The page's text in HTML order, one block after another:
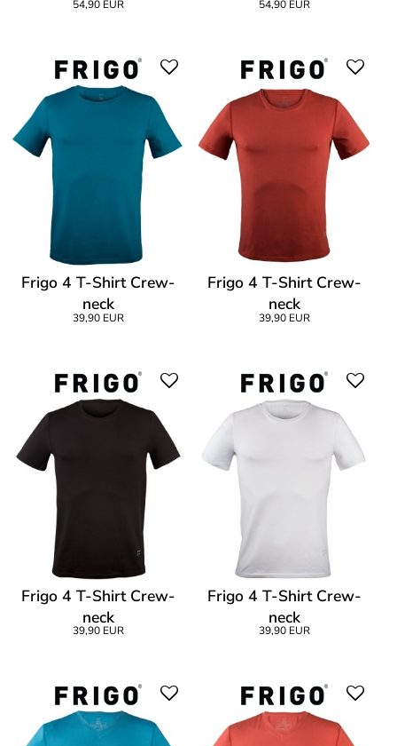
54,90 EUR 54,90 EUR
Frigo 4 T-Shirt Crew-
neck
39,90 EUR
Frigo 4 T-Shirt Crew-
neck
39,90 EUR
Frigo 4 T-Shirt Crew-
neck
39,90 EUR
Frigo 4 T-Shirt Crew-
neck
39,90 EUR